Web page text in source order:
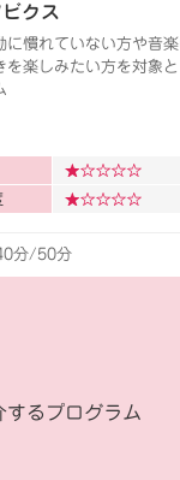
クス
に慣れていない方や音
を楽しみたい方を対象
分/50分
るプログラム